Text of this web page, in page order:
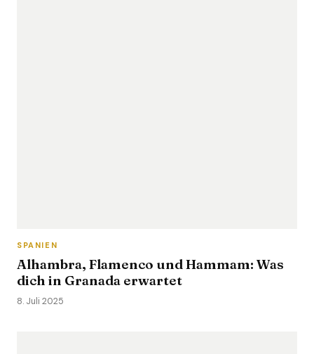
SPANIEN
Alhambra, Flamenco und Hammam: Was
dich in Granada erwartet
8. Juli 2025